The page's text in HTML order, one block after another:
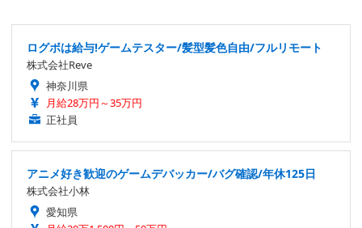
ログボは給与!ゲームテスター/髪型髪色自由/フルリモート
株式会社Reve
神奈川県
月給28万円～35万円
正社員
アニメ好き歓迎のゲームデバッカー/バグ確認/年休125日
株式会社小林
愛知県